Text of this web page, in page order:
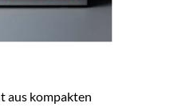
aus kompakten